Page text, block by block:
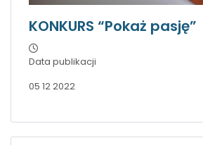
KONKURS “Pokaż pasję”
Data publikacji
05 12 2022